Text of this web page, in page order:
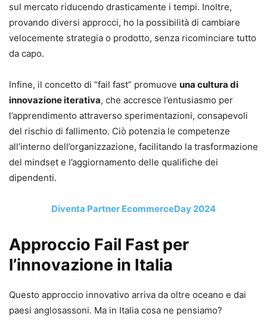
sul mercato riducendo drasticamente i tempi. Inoltre,
provando diversi approcci, ho la possibilità di cambiare
velocemente strategia o prodotto, senza ricominciare tutto
da capo.
Infine, il concetto di “fail fast” promuove una cultura di
innovazione iterativa, che accresce l’entusiasmo per
l’apprendimento attraverso sperimentazioni, consapevoli
del rischio di fallimento. Ciò potenzia le competenze
all’interno dell’organizzazione, facilitando la trasformazione
del mindset e l’aggiornamento delle qualifiche dei
dipendenti.
Diventa Partner EcommerceDay 2024
Approccio Fail Fast per
l’innovazione in Italia
Questo approccio innovativo arriva da oltre oceano e dai
paesi anglosassoni. Ma in Italia cosa ne pensiamo?